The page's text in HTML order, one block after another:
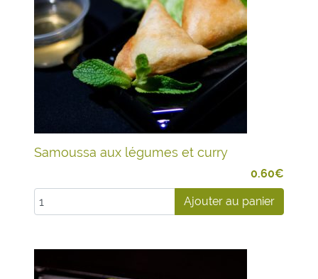
Samoussa aux légumes et curry
0.60€
Ajouter au panier